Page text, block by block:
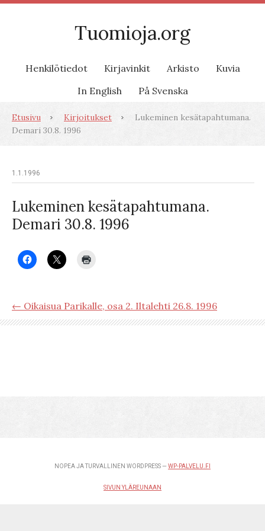
Tuomioja.org
Henkilötiedot Kirjavinkit Arkisto
Kuvia
In English
På Svenska
Etusivu Kirjoitukset
Lukeminen kesätapahtumana.
Demari 30.8. 1996
1.1.1996
Lukeminen kesätapahtumana.
Demari 30.8. 1996
← Oikaisua Parikalle, osa 2. Iltalehti 26.8. 1996
NOPEA JA TURVALLINEN WORDPRESS — WP-PALVELU.FI
SIVUN YLÄREUNAAN